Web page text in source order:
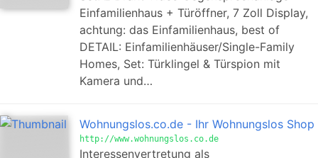
Einfamilienhaus + Türöffner, 7 Zoll Display,
achtung: das Einfamilienhaus, best of
DETAIL: Einfamilienhäuser/Single-Family
Homes, Set: Türklingel & Türspion mit
Kamera und…
Wohnungslos.co.de - Ihr Wohnungslos Shop
http://www.wohnungslos.co.de
Interessenvertretung als